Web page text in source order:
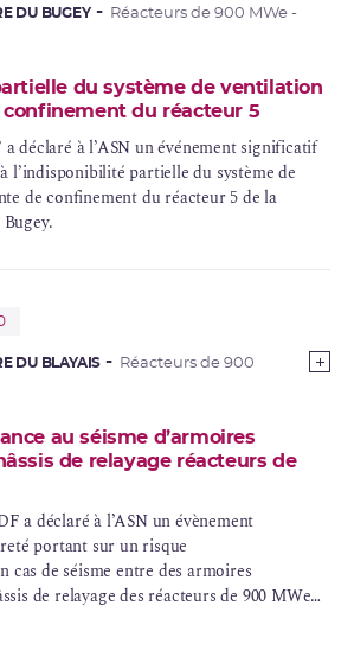
DU BUGEY
Réacteurs de 900 MWe -
du système de ventilation
confinement du réacteur 5
déclaré à l’ASN un événement significatif
l’indisponibilité partielle du système de
de confinementdu réacteur 5 de la
DU BLAYAIS
Réacteurs de 900
au séisme d’armoires
de relayage réacteurs de
a déclaré à l’ASN un évènement
portant sur un risque
cas de séisme entre des armoires
de relayage des réacteurs de 900 MWe